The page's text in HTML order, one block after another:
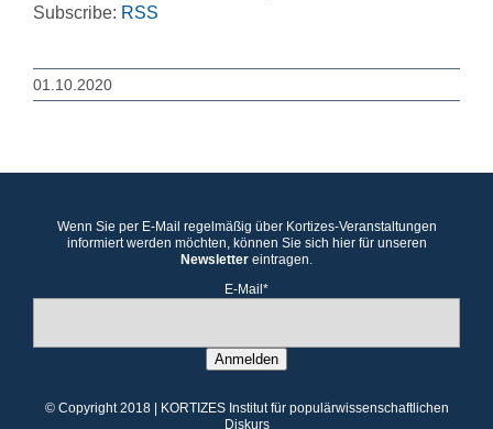
Subscribe: RSS
01.10.2020
Wenn Sie per E-Mail regelmäßig über Kortizes-Veranstaltungen
informiert werden möchten, können Sie sich hier für unseren
Newsletter eintragen.
E-Mail*
Anmelden
© Copyright 2018 | KORTIZES Institut für populärwissenschaftlichen
Diskurs